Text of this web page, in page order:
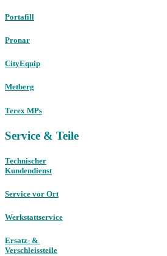
Portafill
Pronar
CityEquip
Metberg
Terex MPs
Service & Teile
Technischer
Kundendienst
Service vor Ort
Werkstattservice
Ersatz- &
Verschleissteile